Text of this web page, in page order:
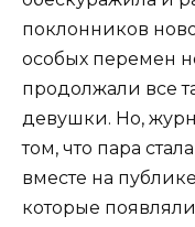
поклонников
особых перемен
продолжали все
девушки. Но,
том, что пара
вместе на
которые